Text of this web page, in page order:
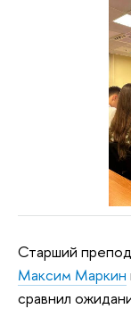
Старший
Максим Маркин
сравнил